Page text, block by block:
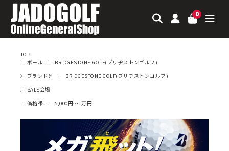
0
TOP
ボール
BRIDGESTONE GOLF(ブリヂストンゴルフ)
ブランド別
BRIDGESTONE GOLF(ブリヂストンゴルフ)
SALE会場
価格帯
5,000円～1万円